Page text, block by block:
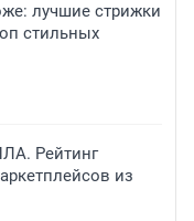
лучшие стрижки
стильных
Рейтинг
из